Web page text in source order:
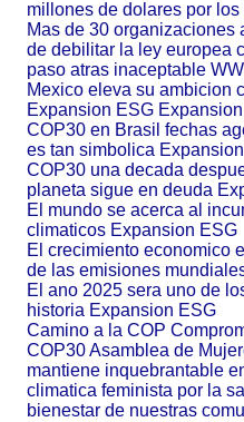
millones de dolares por
Mas de 30 organizaciones
de debilitar la ley europea
paso atras inaceptable
Mexico eleva su ambicion
Expansion ESG
COP30 en Brasil fechas
es tan simbolica
COP30 una decada
planeta sigue en deuda
El mundo se acerca al
climaticos Expansion ESG
El crecimiento economico
de las emisiones
El ano 2025 sera uno de
historia Expansion ESG
Camino a la COP
COP30 Asamblea de
mantiene inquebrantable
climatica feminista por la
bienestar de nuestras